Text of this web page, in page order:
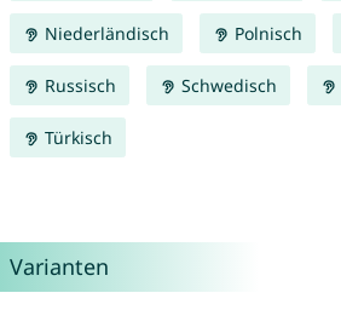
Niederländisch Polnisch
Russisch Schwedisch
Türkisch
Varianten